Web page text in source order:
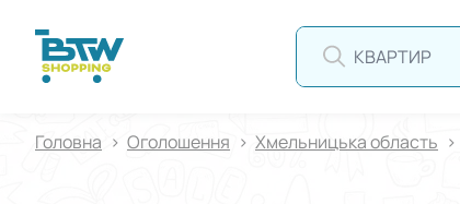
КВАРТИРА
Головна Оголошення Хмельницька область